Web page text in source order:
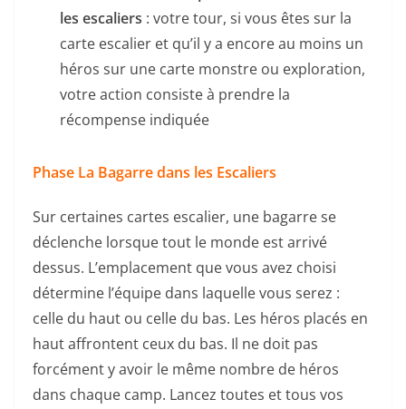
les escaliers : votre tour, si vous êtes sur la
carte escalier et qu’il y a encore au moins un
héros sur une carte monstre ou exploration,
votre action consiste à prendre la
récompense indiquée
Phase La Bagarre dans les Escaliers
Sur certaines cartes escalier, une bagarre se
déclenche lorsque tout le monde est arrivé
dessus. L’emplacement que vous avez choisi
détermine l’équipe dans laquelle vous serez :
celle du haut ou celle du bas. Les héros placés en
haut affrontent ceux du bas. Il ne doit pas
forcément y avoir le même nombre de héros
dans chaque camp. Lancez toutes et tous vos